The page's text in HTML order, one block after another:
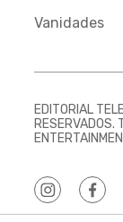
Vanidades
EDITORIAL
RESERVADOS.
instagram